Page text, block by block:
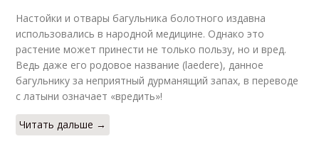
Настойки и отвары багульника болотного издавна
использовались в народной медицине. Однако это
растение может принести не только пользу, но и вред.
Ведь даже его родовое название (laedere), данное
багульнику за неприятный дурманящий запах, в переводе
с латыни означает «вредить»!
Читать дальше →